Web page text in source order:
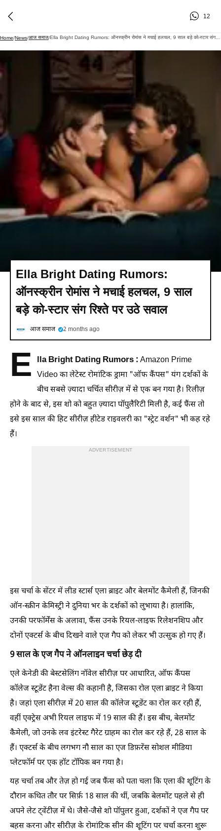
12
Home/News/आज समाज/ Ella Bright Dating Rumors: ऑनस्क्रीन रोमांस ने मचाई हलचल, 9 साल बड़े को-स्टार संग रिश्ते पर उठे सवाल
Ella Bright Dating Rumors:
ऑनस्क्रीन रोमांस ने मचाई हलचल, 9 साल
बड़े को-स्टार संग रिश्ते पर उठे सवाल
आज समाज 2 months ago
E lla Bright Dating Rumors :Amazon Prime
Video का लेटेस्ट रोमांटिक ड्रामा "ऑफ कैंपस" यंग दर्शकों के
बीच सबसे ज़्यादा चर्चित सीरीज़ में से एक बन गया है। रिलीज़
होने के बाद से, इस शो को बहुत ज़्यादा पॉपुलैरिटी मिली है, कई फैंस तो
इसे इस साल की हिट सीरीज़ हीटेड राइवलरी का "स्ट्रेट वर्शन" भी कह रहे
हैं।
ADVERTISEMENT
इस चर्चा के सेंटर में लीड स्टार्स एला ब्राइट और बेलमोंट कैमेली हैं, जिनकी
ऑन-स्क्रीन केमिस्ट्री ने दुनिया भर के दर्शकों को लुभाया है। हालांकि,
उनकी परफॉर्मेंस के अलावा, फैंस उनके रियल-लाइफ रिलेशनशिप और
दोनों एक्टर्स के बीच दिखने वाले एज गैप को लेकर भी उत्सुक हो गए हैं।
9 साल के एज गैप ने ऑनलाइन चर्चा छेड़ दी
एले केनेडी की बेस्टसेलिंग नॉवेल सीरीज़ पर आधारित, ऑफ कैंपस
कॉलेज स्टूडेंट हैना वेल्स की कहानी है, जिसका रोल एला ब्राइट ने किया
है। जहां एला सीरीज़ में 20 साल की कॉलेज स्टूडेंट का रोल कर रही हैं,
वहीं एक्ट्रेस अभी रियल लाइफ में 19 साल की हैं। इस बीच, बेलमोंट
कैमेली, जो उनके लव इंटरेस्ट गैरेट ग्राहम का रोल कर रहे हैं, 28 साल के
हैं। एक्टर्स के बीच लगभग नौ साल का एज डिफ़रेंस सोशल मीडिया
प्लेटफॉर्म पर एक हॉट टॉपिक बन गया है।
यह चर्चा तब और तेज़ हो गई जब फैंस को पता चला कि एला की शूटिंग के
दौरान कथित तौर पर सिर्फ़ 18 साल की थीं, जबकि बेलमोंट पहले से ही
अपने लेट ट्वेंटीज़ में थे। जैसे-जैसे शो पॉपुलर हुआ, दर्शकों ने एज गैप पर
बहस करना और सीरीज़ के रोमांटिक सीन की शूटिंग पर चर्चा करना शुरू